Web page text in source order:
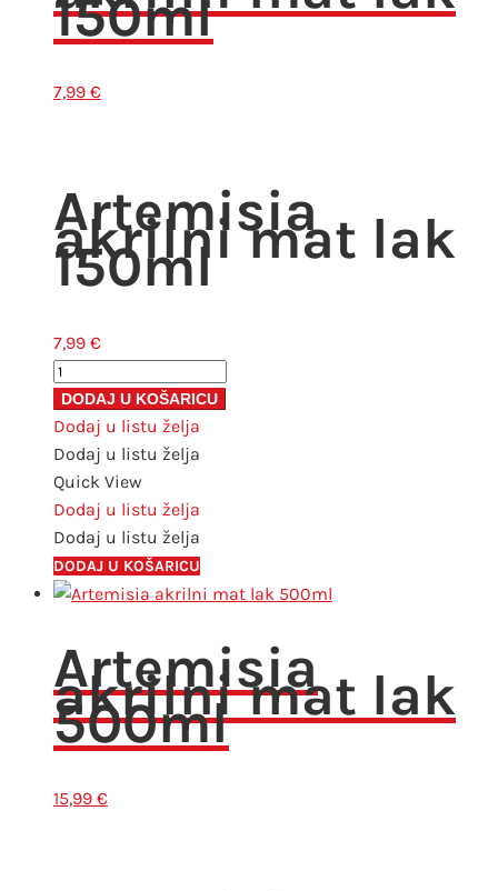
150ml
7,99 €
Artemisia
akrilni mat lak
150ml
7,99 €
Artemisia
akrilni
mat
lak
150ml
količina
DODAJ U KOŠARICU
Dodaj u listu želja
Dodaj u listu želja
Quick View
Dodaj u listu želja
Dodaj u listu želja
DODAJ U KOŠARICU
Artemisia
akrilni mat lak
500ml
15,99 €